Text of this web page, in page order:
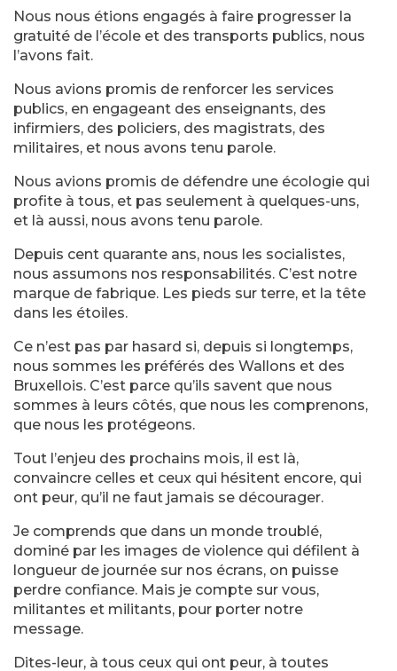
Nous nous étions engagés à faire progresser la
gratuité de l’école et des transports publics, nous
l’avons fait.
Nous avions promis de renforcer les services
publics, en engageant des enseignants, des
infirmiers, des policiers, des magistrats, des
militaires, et nous avons tenu parole.
Nous avions promis de défendre une écologie qui
profite à tous, et pas seulement à quelques-uns,
et là aussi, nous avons tenu parole.
Depuis cent quarante ans, nous les socialistes,
nous assumons nos responsabilités. C’est notre
marque de fabrique. Les pieds sur terre, et la tête
dans les étoiles.
Ce n’est pas par hasard si, depuis si longtemps,
nous sommes les préférés des Wallons et des
Bruxellois. C’est parce qu’ils savent que nous
sommes à leurs côtés, que nous les comprenons,
que nous les protégeons.
Tout l’enjeu des prochains mois, il est là,
convaincre celles et ceux qui hésitent encore, qui
ont peur, qu’il ne faut jamais se décourager.
Je comprends que dans un monde troublé,
dominé par les images de violence qui défilent à
longueur de journée sur nos écrans, on puisse
perdre confiance. Mais je compte sur vous,
militantes et militants, pour porter notre
message.
Dites-leur, à tous ceux qui ont peur, à toutes